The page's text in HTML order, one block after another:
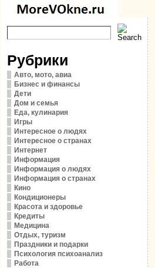
Рубрики
Авто, мото, авиа
Бизнес и финансы
Дети
Дом и семья
Еда, кулинария
Игры
Интересное о людях
Интересное о странах
Интернет
Информация
Информация о людях
Информация о странах
Кино
Кондиционеры
Красота и здоровье
Кредиты
Медицина
Отдых, туризм
Праздники и подарки
Психология психоанализ
Работа